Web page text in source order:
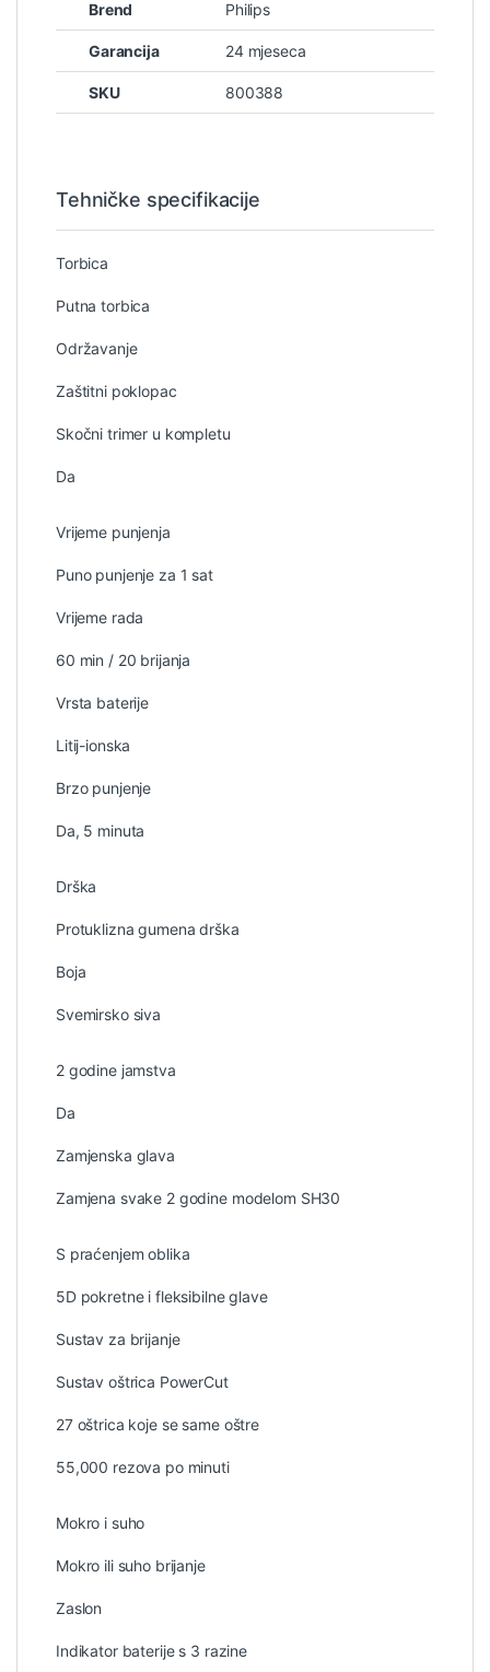
Brend Philips
Garancija 24 mjeseca
SKU 800388
Tehničke specifikacije
Torbica
Putna torbica
Održavanje
Zaštitni poklopac
Skočni trimer u kompletu
Da
Vrijeme punjenja
Puno punjenje za 1 sat
Vrijeme rada
60 min / 20 brijanja
Vrsta baterije
Litij-ionska
Brzo punjenje
Da, 5 minuta
Drška
Protuklizna gumena drška
Boja
Svemirsko siva
2 godine jamstva
Da
Zamjenska glava
Zamjena svake 2 godine modelom SH30
S praćenjem oblika
5D pokretne i fleksibilne glave
Sustav za brijanje
Sustav oštrica PowerCut
27 oštrica koje se same oštre
55,000 rezova po minuti
Mokro i suho
Mokro ili suho brijanje
Zaslon
Indikator baterije s 3 razine